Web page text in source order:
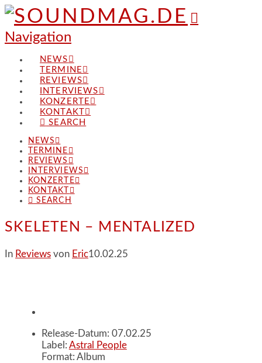
Navigation
NEWS
TERMINE
REVIEWS
INTERVIEWS
KONZERTE
KONTAKT
SEARCH
NEWS
TERMINE
REVIEWS
INTERVIEWS
KONZERTE
KONTAKT
SEARCH
SKELETEN – MENTALIZED
In Reviews von Eric10.02.25
Release-Datum: 07.02.25
Label: Astral People
Format: Album